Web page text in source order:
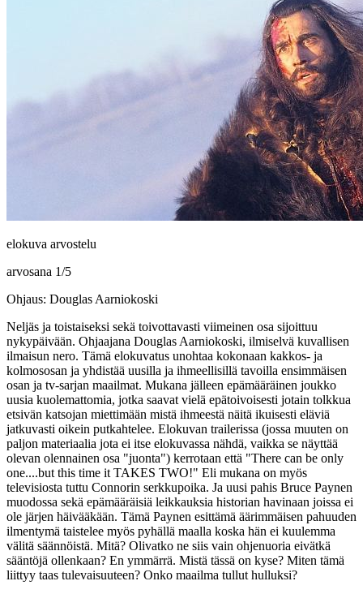
elokuva arvostelu
arvosana 1/5
Ohjaus: Douglas Aarniokoski
Neljäs ja toistaiseksi sekä toivottavasti viimeinen osa sijoittuu
nykypäivään. Ohjaajana Douglas Aarniokoski, ilmiselvä kuvallisen
ilmaisun nero. Tämä elokuvatus unohtaa kokonaan kakkos‑ ja
kolmososan ja yhdistää uusilla ja ihmeellisillä tavoilla ensimmäisen
osan ja tv‑sarjan maailmat. Mukana jälleen epämääräinen joukko
uusia kuolemattomia, jotka saavat vielä epätoivoisesti jotain tolkkua
etsivän katsojan miettimään mistä ihmeestä näitä ikuisesti eläviä
jatkuvasti oikein putkahtelee. Elokuvan trailerissa (jossa muuten on
paljon materiaalia jota ei itse elokuvassa nähdä, vaikka se näyttää
olevan olennainen osa "juonta") kerrotaan että "There can be only
one....but this time it TAKES TWO!" Eli mukana on myös
televisiosta tuttu Connorin serkkupoika. Ja uusi pahis Bruce Paynen
muodossa sekä epämääräisiä leikkauksia historian havinaan joissa ei
ole järjen häivääkään. Tämä Paynen esittämä äärimmäisen pahuuden
ilmentymä taistelee myös pyhällä maalla koska hän ei kuulemma
välitä säännöistä. Mitä? Olivatko ne siis vain ohjenuoria eivätkä
sääntöjä ollenkaan? En ymmärrä. Mistä tässä on kyse? Miten tämä
liittyy taas tulevaisuuteen? Onko maailma tullut hulluksi?